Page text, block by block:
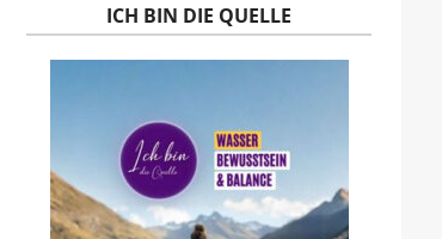
ICH BIN DIE QUELLE